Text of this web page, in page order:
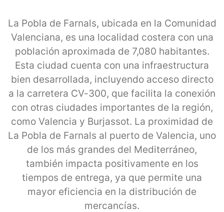
La Pobla de Farnals, ubicada en la Comunidad
Valenciana, es una localidad costera con una
población aproximada de 7,080 habitantes.
Esta ciudad cuenta con una infraestructura
bien desarrollada, incluyendo acceso directo
a la carretera CV-300, que facilita la conexión
con otras ciudades importantes de la región,
como Valencia y Burjassot. La proximidad de
La Pobla de Farnals al puerto de Valencia, uno
de los más grandes del Mediterráneo,
también impacta positivamente en los
tiempos de entrega, ya que permite una
mayor eficiencia en la distribución de
mercancías.